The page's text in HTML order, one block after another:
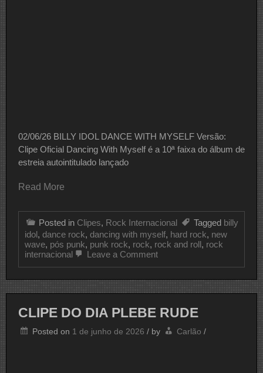
02/06/26 BILLY IDOL DANCE WITH MYSELF Versão:
Clipe Oficial Dancing With Myself é a 10ª faixa do álbum de
estreia autointitulado lançado
Read More
Posted in Clipes, Rock Internacional Tagged billy
idol, dance rock, dancing with myself, hard rock, new
wave, pós punk, punk rock, rock, rock and roll, rock
internacional
Leave a Commenton
BILLY
CLIPE DO DIA PLEBE RUDE
Posted on 1 de junho de 2026 / by Carlão /